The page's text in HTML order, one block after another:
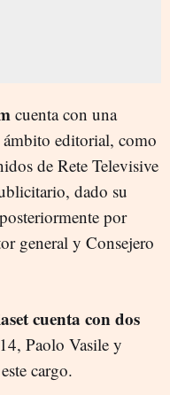
cuenta con una
ámbito editorial, como
de Rete Televisive
dado su
por
general y Consejero
cuenta con dos
Paolo Vasile y
cargo.